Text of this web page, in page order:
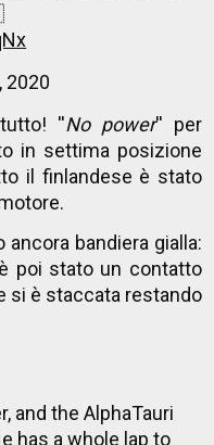
2020
''No power'' per
in settima posizione
il finlandese è stato
bandiera gialla:
poi stato un contatto
si è staccata restando
and the AlphaTauri
has a whole lap to